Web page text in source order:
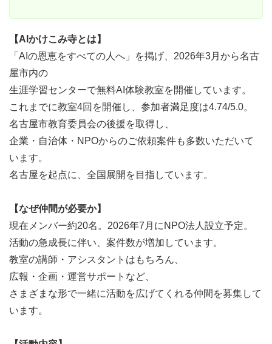
【AIかけこみ寺とは】
「AIの恩恵をすべての人へ」を掲げ、2026年3月から名古
屋市内の
生涯学習センターで無料AI体験教室を開催しています。
これまでに教室4回を開催し、参加者満足度は4.74/5.0。
名古屋市教育委員会の後援を取得し、
企業・自治体・NPOからのご依頼案件も多数いただいて
います。
名古屋を起点に、全国展開を目指しています。
【なぜ仲間が必要か】
現在メンバー約20名。2026年7月にNPO法人設立予定。
活動の急成長に伴い、案件数が増加しています。
教室の講師・アシスタントはもちろん、
広報・企画・運営サポートなど、
さまざまな形で一緒に活動を広げてくれる仲間を募集して
います。